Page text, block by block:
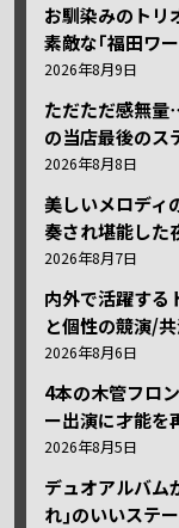
お馴染みのトリ
素敵な｢福田ワ
2026年8月9日
ただただ感無
の当店最後のス
2026年8月8日
美しいメロディ
奏され堪能した
2026年8月7日
内外で活躍する
と個性の競演/
2026年8月6日
4本の木管フロ
ー出演に才能を
2026年8月5日
デュオアルバム
れ｣のいいステ